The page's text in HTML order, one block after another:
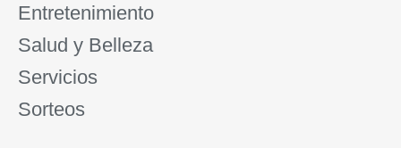
Entretenimiento
Salud y Belleza
Servicios
Sorteos